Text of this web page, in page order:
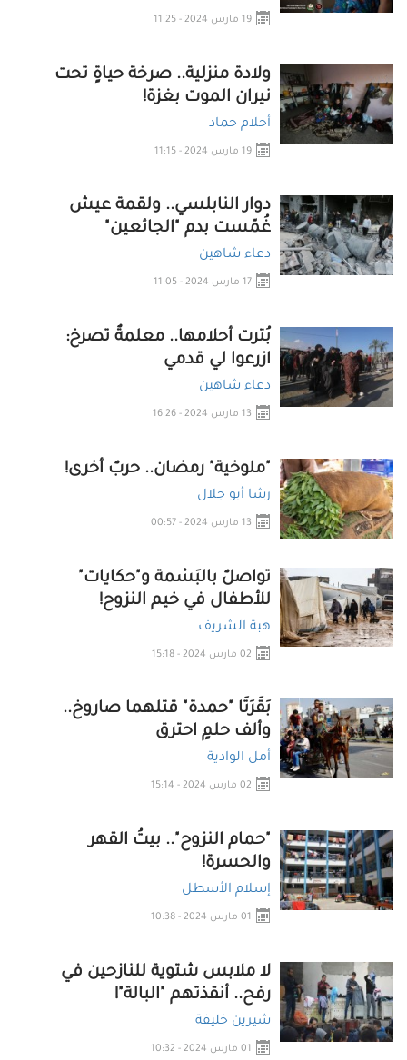
19 مارس 2024 - 11:25
ولادة منزلية.. صرخة حياةٍ تحت
نيران الموت بغزة!
أحلام حماد
19 مارس 2024 - 11:15
دوار النابلسي.. ولقمة عيش
غُمّست بدم "الجائعين"
دعاء شاهين
17 مارس 2024 - 11:05
بُترت أحلامها.. معلمةٌ تصرخ:
ازرعوا لي قدمي
دعاء شاهين
13 مارس 2024 - 16:26
"ملوخية" رمضان.. حربٌ أخرى!
رشا أبو جلال
13 مارس 2024 - 00:57
تواصلٌ بالبَسْمة و"حكايات"
للأطفال في خيم النزوح!
هبة الشريف
02 مارس 2024 - 15:18
بَقَرَتَا "حمدة" قتلهما صاروخ..
وألف حلمٍ احترق
أمل الوادية
02 مارس 2024 - 15:14
"حمام النزوح".. بيتُ القهر
والحسرة!
إسلام الأسطل
01 مارس 2024 - 10:38
لا ملابس شتوية للنازحين في
رفح.. أنقذتهم "البالة"!
شيرين خليفة
01 مارس 2024 - 10:32